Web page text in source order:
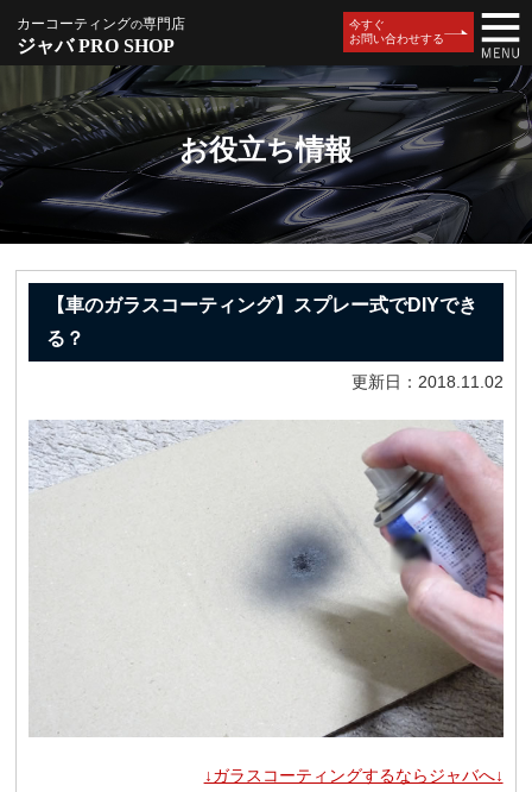
カーコーティングの専門店
ジャバ PRO SHOP
今すぐ
お問い合わせする
お役立ち情報
【車のガラスコーティング】スプレー式でDIYでき
る？
更新日：2018.11.02
↓ガラスコーティングするならジャバへ↓